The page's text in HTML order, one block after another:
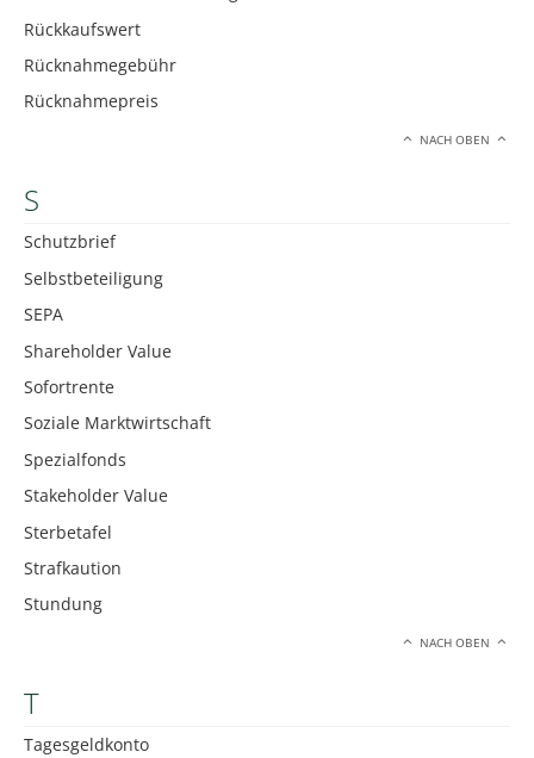
Rückkaufswert
Rücknahmegebühr
Rücknahmepreis
NACH OBEN
S
Schutzbrief
Selbstbeteiligung
SEPA
Shareholder Value
Sofortrente
Soziale Marktwirtschaft
Spezialfonds
Stakeholder Value
Sterbetafel
Strafkaution
Stundung
NACH OBEN
T
Tagesgeldkonto